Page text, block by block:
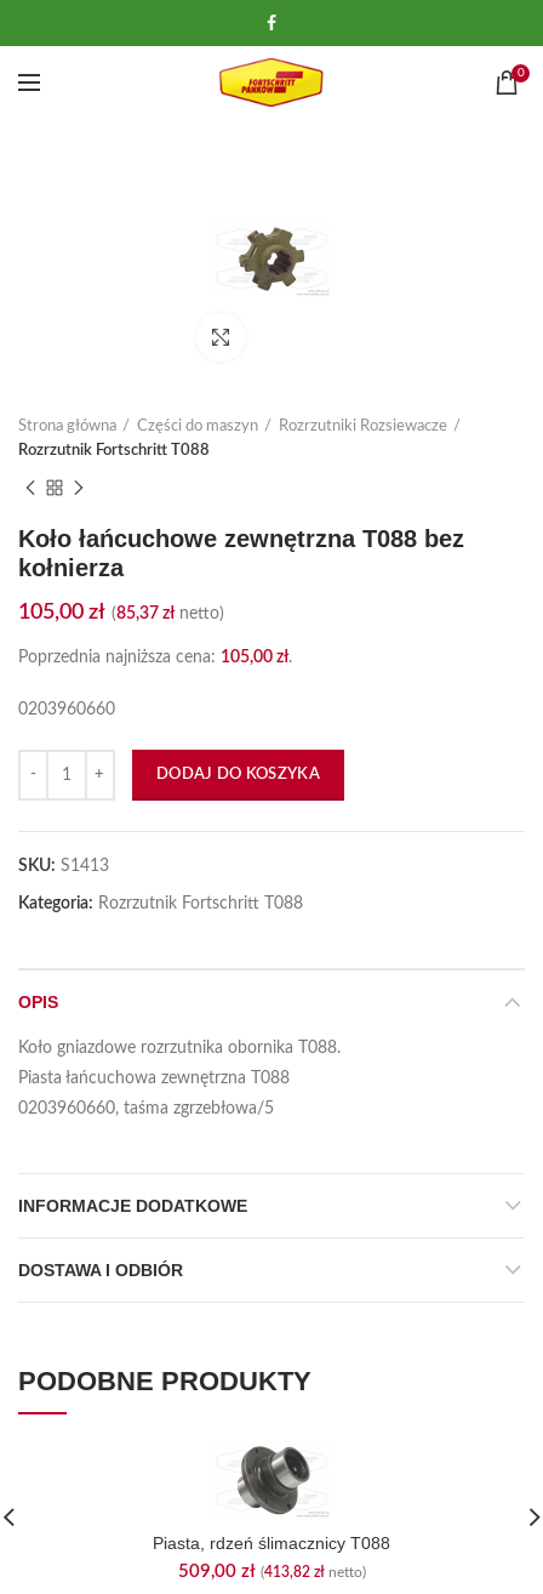
0
Strona główna Części do maszyn
Rozrzutniki Rozsiewacze
Rozrzutnik Fortschritt T088
Koło łańcuchowe zewnętrzna T088 bez
kołnierza
105,00 zł (85,37 złnetto)
Poprzednia najniższa cena: 105,00 zł.
0203960660
DODAJ DO KOSZYKA
SKU: S1413
Kategoria: Rozrzutnik Fortschritt T088
OPIS
Koło gniazdowe rozrzutnika obornika T088.
Piasta łańcuchowa zewnętrzna T088
0203960660, taśma zgrzebłowa/5
INFORMACJE DODATKOWE
DOSTAWA I ODBIÓR
PODOBNE PRODUKTY
Piasta, rdzeń ślimacznicy T088
509,00 zł (413,82 złnetto)